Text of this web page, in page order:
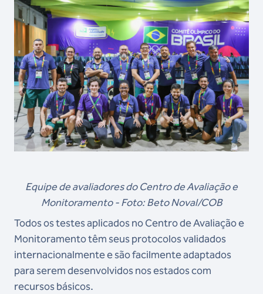
Equipe de avaliadores do Centro de Avaliação e
Monitoramento - Foto: Beto Noval/COB
Todos os testes aplicados no Centro de Avaliação e
Monitoramento têm seus protocolos validados
internacionalmente e são facilmente adaptados
para serem desenvolvidos nos estados com
recursos básicos.